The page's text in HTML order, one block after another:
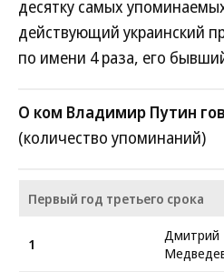
десятку самых
действующий украинский
по имени 4 раза, его
О ком Владимир Путин
(количество упоминаний)
Первый год третьего срока
1
Дмитрий